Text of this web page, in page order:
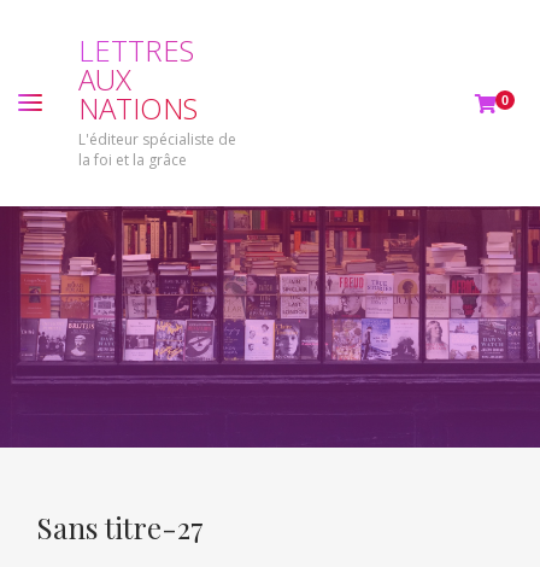
LETTRES
AUX
NATIONS
L'éditeur spécialiste de
la foi et la grâce
0
Sans titre-27